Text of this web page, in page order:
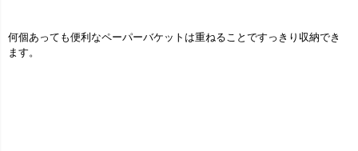
何個あっても便利なペーパーバケットは重ねることですっきり収納でき
ます。